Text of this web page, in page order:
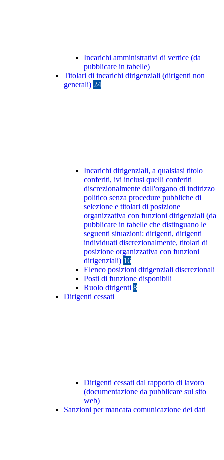
Incarichi amministrativi di vertice (da
pubblicare in tabelle)
Titolari di incarichi dirigenziali (dirigenti non
generali) 24
Incarichi dirigenziali, a qualsiasi titolo
conferiti, ivi inclusi quelli conferiti
discrezionalmente dall'organo di indirizzo
politico senza procedure pubbliche di
selezione e titolari di posizione
organizzativa con funzioni dirigenziali (da
pubblicare in tabelle che distinguano le
seguenti situazioni: dirigenti, dirigenti
individuati discrezionalmente, titolari di
posizione organizzativa con funzioni
dirigenziali) 16
Elenco posizioni dirigenziali discrezionali
Posti di funzione disponibili
Ruolo dirigenti 8
Dirigenti cessati
Dirigenti cessati dal rapporto di lavoro
(documentazione da pubblicare sul sito
web)
Sanzioni per mancata comunicazione dei dati